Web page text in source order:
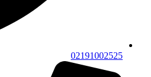
02191002525